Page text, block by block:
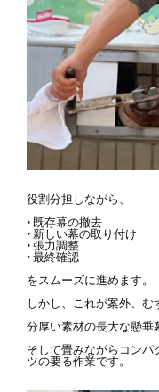
役割分担しながら、
• 既存幕の撤去
• 新しい幕の取り付け
• 張力調整
• 最終確認
をスムーズに進めます。
しかし、これが案外、む
分厚い素材の長大な懸垂
そして畳みながらコンパ
ツの要る作業です。